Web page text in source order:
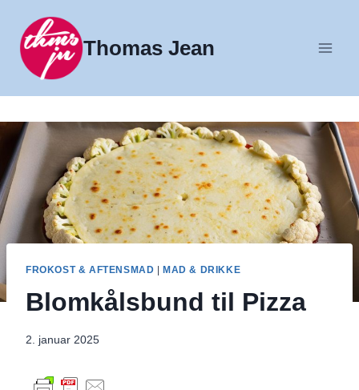
indhold
Thomas Jean
FROKOST & AFTENSMAD MAD & DRIKKE
Blomkålsbund til Pizza
2. januar 2025